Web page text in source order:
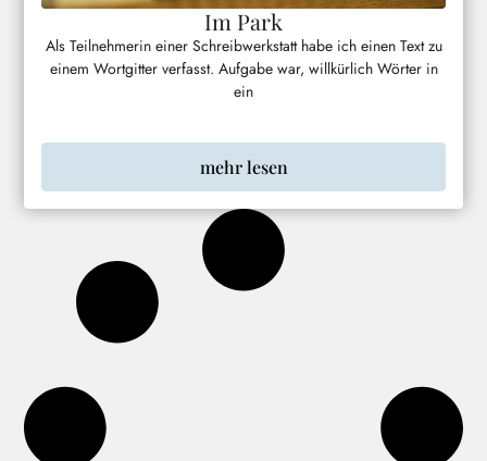
Im Park
Als Teilnehmerin einer Schreibwerkstatt habe ich einen Text zu
einem Wortgitter verfasst. Aufgabe war, willkürlich Wörter in
ein
mehr lesen